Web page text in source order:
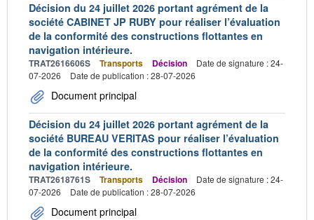
Décision du 24 juillet 2026 portant agrément de la
société CABINET JP RUBY pour réaliser l’évaluation
de la conformité des constructions flottantes en
navigation intérieure.
TRAT2616606S Transports Décision
Date de signature : 24-
07-2026
Date de publication : 28-07-2026
Document principal
Décision du 24 juillet 2026 portant agrément de la
société BUREAU VERITAS pour réaliser l’évaluation
de la conformité des constructions flottantes en
navigation intérieure.
TRAT2618761S Transports Décision
Date de signature : 24-
07-2026
Date de publication : 28-07-2026
Document principal